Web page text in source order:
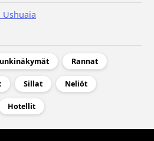
Ushuaia
Rannat
Sillat Neliöt
Hotellit